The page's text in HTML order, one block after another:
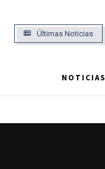
Últimas Noticias
NOTICIAS